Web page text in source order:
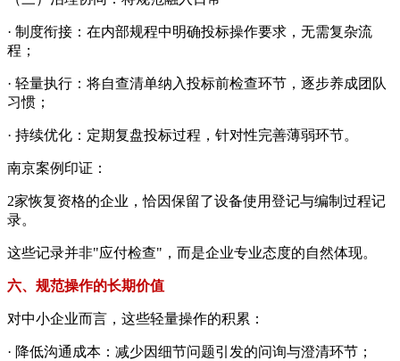
· 制度衔接：在内部规程中明确投标操作要求，无需复杂流
程；
· 轻量执行：将自查清单纳入投标前检查环节，逐步养成团队
习惯；
· 持续优化：定期复盘投标过程，针对性完善薄弱环节。
南京案例印证：
2家恢复资格的企业，恰因保留了设备使用登记与编制过程记
录。
这些记录并非"应付检查"，而是企业专业态度的自然体现。
六、规范操作的长期价值
对中小企业而言，这些轻量操作的积累：
· 降低沟通成本：减少因细节问题引发的问询与澄清环节；